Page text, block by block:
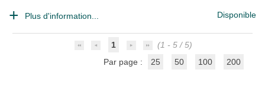
Plus d'information... Disponible
1
(1 - 5 / 5)
Par page :
25 50 100 200